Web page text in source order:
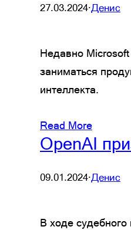
27.03.2024·Денис
Недавно
заниматься
интеллекта.
Read More
OpenAI
09.01.2024·Денис
В ходе